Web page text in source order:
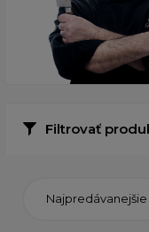
Filtrovať
Najpredávanejšie